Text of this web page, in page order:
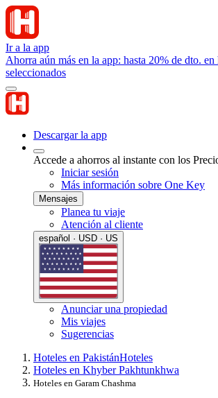
Ir a la app
Ahorra aún más en la app: hasta 20% de dto. en
seleccionados
Descargar la app
Accede a ahorros al instante con los
Iniciar sesión
Más información sobre One Key
Mensajes
Planea tu viaje
Atención al cliente
español · USD · US
Anunciar una propiedad
Mis viajes
Sugerencias
Hoteles en PakistánHoteles
Hoteles en Khyber Pakhtunkhwa
Hoteles en Garam Chashma